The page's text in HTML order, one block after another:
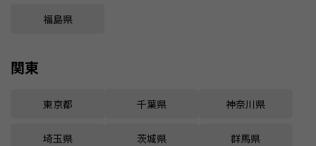
福島県
関東
東京都 千葉県 神奈川県
埼玉県 茨城県 群馬県